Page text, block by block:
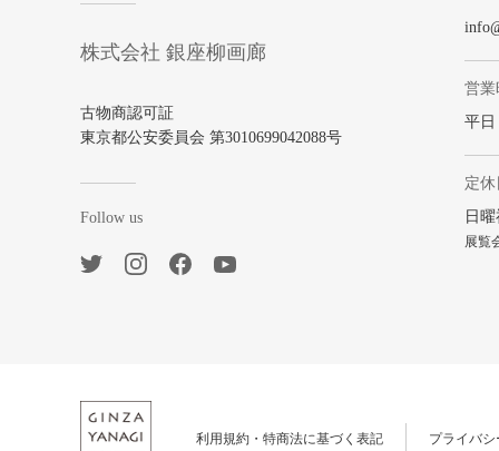
株式会社 銀座柳画廊
古物商認可証
東京都公安委員会 第3010699042088号
Follow us
営業
平日
定休
日
展覧
利用規約・特商法に基づく表記 プライバ